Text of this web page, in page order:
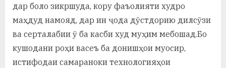
дар боло зикршуда, кору фаъолияти худро
маҳдуд намояд, дар ин ҷода дӯстдорию дилсӯзи
ва серталабии ӯ ба касби худ муҳим мебошад.Бо
кушодани роҳи васеъ ба донишҳои муосир,
истифодаи самараноки технологияҳои